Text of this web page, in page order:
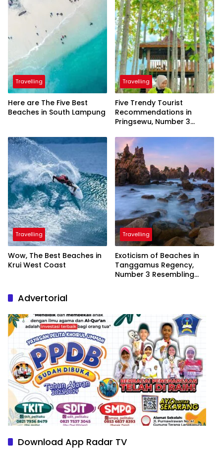
Travelling
Here are The Five Best
Beaches in South Lampung
Travelling
Five Trendy Tourist
Recommendations in
Pringsewu, Number 3
President
Travelling
Wow, The Best Beaches in
Krui West Coast
Travelling
Exoticism of Beaches in
Tanggamus Regency,
Number 3 Resembling
Advertorial
Download App Radar TV